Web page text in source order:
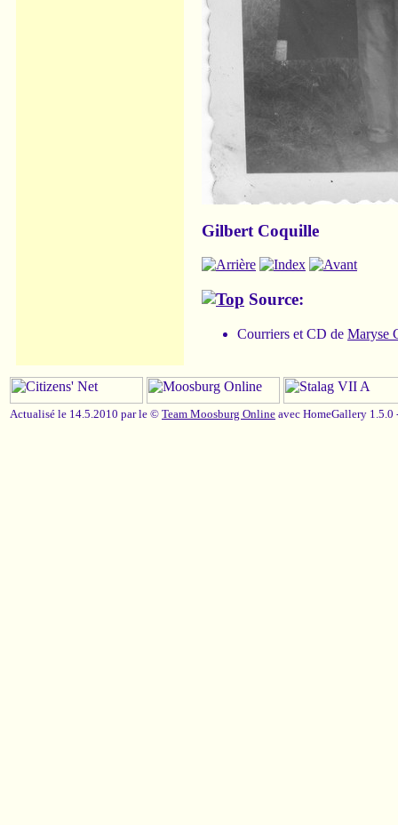
Gilbert Coquille
Source:
Courriers et CD de Maryse
Actualisé le 14.5.2010 par le © Team Moosburg Online avec HomeGallery 1.5.0